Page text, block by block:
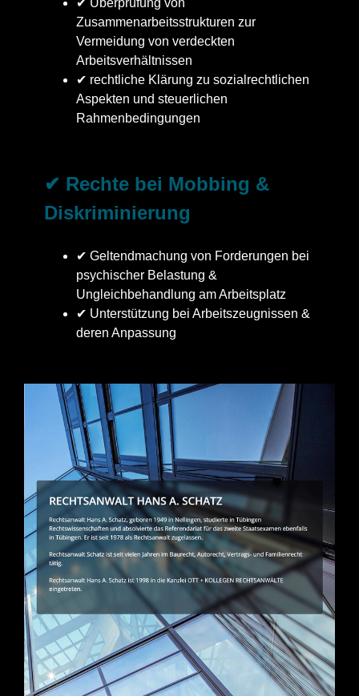
✔ Überprüfung von
Zusammenarbeitsstrukturen zur
Vermeidung von verdeckten
Arbeitsverhältnissen
✔ rechtliche Klärung zu sozialrechtlichen
Aspekten und steuerlichen
Rahmenbedingungen
✔ Rechte bei Mobbing &
Diskriminierung
✔ Geltendmachung von Forderungen bei
psychischer Belastung &
Ungleichbehandlung am Arbeitsplatz
✔ Unterstützung bei Arbeitszeugnissen &
deren Anpassung